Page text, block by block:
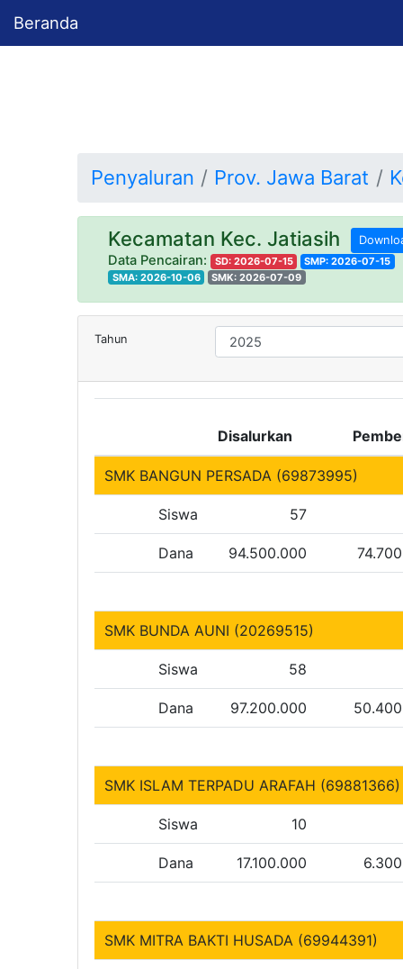
Beranda
Penyaluran Prov. Jawa Barat
Kecamatan Kec. Jatiasih
Data Pencairan: SD: 2026-07-15
SMP: 2026-07-15
SMA: 2026-10-06
SMK: 2026-07-09
Tahun
Disalurkan
SMK BANGUN PERSADA (69873995)
Siswa 57
Dana 94.500.000
SMK BUNDA AUNI (20269515)
Siswa 58
Dana 97.200.000
SMK ISLAM TERPADU ARAFAH (69881366)
Siswa 10
Dana 17.100.000
SMK MITRA BAKTI HUSADA (69944391)